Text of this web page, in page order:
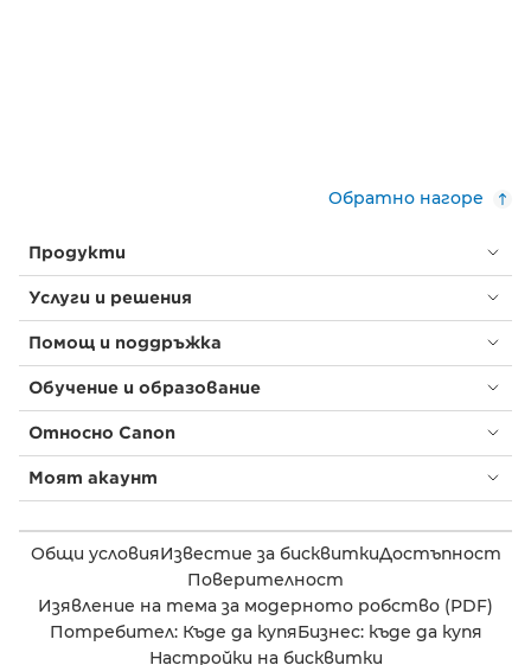
Обратно нагоре
Продукти
Услуги и решения
Помощ и поддръжка
Обучение и образование
Относно Canon
Моят акаунт
Общи условияИзвестие за бисквиткиДостъпност
Поверителност
Изявление на тема за модерното робство (PDF)
Потребител: Къде да купяБизнес: къде да купя
Настройки на бисквитки